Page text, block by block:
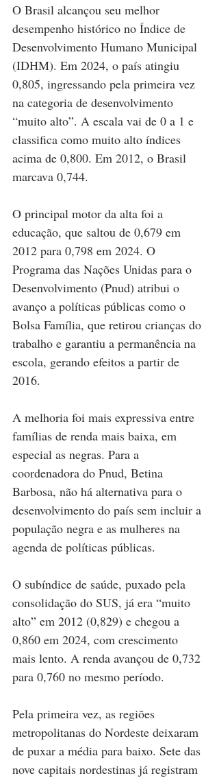
O Brasil alcançou seu melhor
desempenho histórico no Índice de
Desenvolvimento Humano Municipal
(IDHM). Em 2024, o país atingiu
0,805, ingressando pela primeira vez
na categoria de desenvolvimento
“muito alto”. A escala vai de 0 a 1 e
classifica como muito alto índices
acima de 0,800. Em 2012, o Brasil
marcava 0,744.
O principal motor da alta foi a
educação, que saltou de 0,679 em
2012 para 0,798 em 2024. O
Programa das Nações Unidas para o
Desenvolvimento (Pnud) atribui o
avanço a políticas públicas como o
Bolsa Família, que retirou crianças do
trabalho e garantiu a permanência na
escola, gerando efeitos a partir de
2016.
A melhoria foi mais expressiva entre
famílias de renda mais baixa, em
especial as negras. Para a
coordenadora do Pnud, Betina
Barbosa, não há alternativa para o
desenvolvimento do país sem incluir a
população negra e as mulheres na
agenda de políticas públicas.
O subíndice de saúde, puxado pela
consolidação do SUS, já era “muito
alto” em 2012 (0,829) e chegou a
0,860 em 2024, com crescimento
mais lento. A renda avançou de 0,732
para 0,760 no mesmo período.
Pela primeira vez, as regiões
metropolitanas do Nordeste deixaram
de puxar a média para baixo. Sete das
nove capitais nordestinas já registram